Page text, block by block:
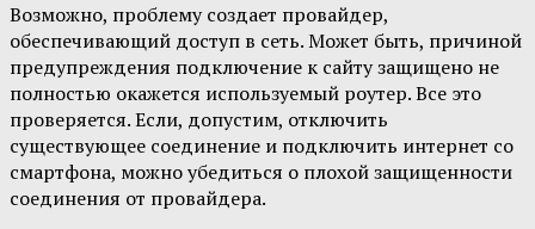
Возможно, проблему создает провайдер,
обеспечивающий доступ в сеть. Может быть, причиной
предупреждения подключение к сайту защищено не
полностью окажется используемый роутер. Все это
проверяется. Если, допустим, отключить
существующее соединение и подключить интернет со
смартфона, можно убедиться о плохой защищенности
соединения от провайдера.